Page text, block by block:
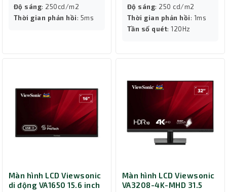
Độ sáng: 250cd/m2
Thời gian phản hồi: 5ms
Độ sáng: 250 cd/m2
Thời gian phản hồi: 1ms
Tần số quét: 120Hz
Màn hình LCD Viewsonic
di động VA1650 15.6 inch
Màn hình LCD Viewsonic
VA3208-4K-MHD 31.5